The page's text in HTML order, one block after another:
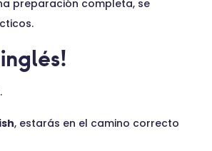
preparación completa, se
, estarás en el camino correcto